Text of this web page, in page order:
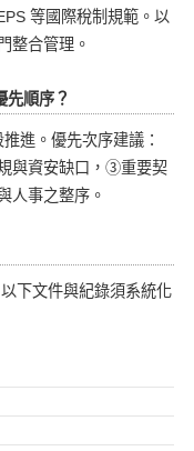
等國際稅制規範。以
整合管理。
先順序？
進。優先次序建議：
與資安缺口，③重要契
人事之整序。
下文件與紀錄須系統化